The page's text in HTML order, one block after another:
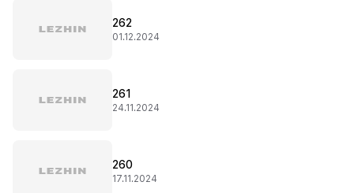
262
01.12.2024
261
24.11.2024
260
17.11.2024